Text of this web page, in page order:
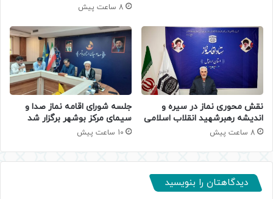
8 ساعت پیش
نقش محوری نماز در سیره و
اندیشه رهبرشهید انقلاب اسلامی
8 ساعت پیش
جلسه شورای اقامه نماز صدا و
سیمای مرکز بوشهر برگزار شد
10 ساعت پیش
دیدگاهتان را بنویسید